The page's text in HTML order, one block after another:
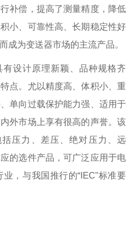
补偿，提高了测量精度，降低
小、可靠性高、长期稳定性好
成为变送器市场的主流产品。
设计原理新颖、品种规格齐
点。尤以精度高、体积小、重
单向过载保护能力强、适用于
外市场上享有很高的声誉。该
压力、差压、绝对压力、远
的选件产品，可广泛应用于电
，与我国推行的“IEC"标准要